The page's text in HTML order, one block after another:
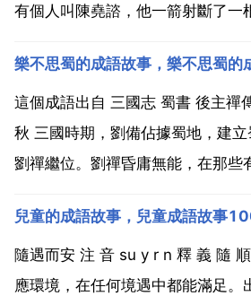
有個人叫陳堯諮，他一箭射斷了一
上，舀了一勺油從高高的地方倒下
裡穿過，流進油葫蘆裡去了。陳堯
不...
樂不思蜀的成語故事，樂不思蜀
這個成語出自 三國志 蜀書 後主禪
秋 三國時期，劉備佔據蜀地，建
劉禪繼位。劉禪昏庸無能，在那些
m o 封他一個食俸祿無實權的 安樂
居魏國京都許昌居住。魏王自己也
兒童的成語故事，兒童成語故事
隨遇而安 注 音 su y r n 釋 義 隨
應環境，在任何境遇中都能滿足。